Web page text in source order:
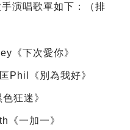
演唱歌單如下：（排
《下次愛你》
Phil《別為我好》
狂迷》
《一加一》